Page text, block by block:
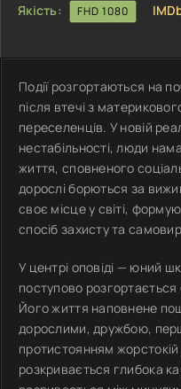
Якість:
FHD 1080
Події розгортаються на
після втечі з
переселенців. У новій
нестабільності, люди
життя, сповненого
дорослі борються за
своє місце у світі,
спосіб захисту та
У центрі оповіді — юний
поступово розгортається
Його життя наповнене
дорослими, дружбою,
протистоянням
розкривається глибока